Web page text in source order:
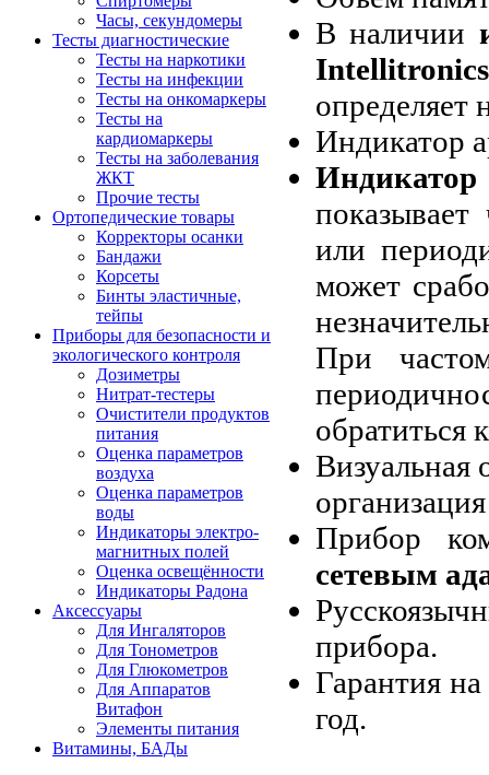
Часы, секундомеры
Тесты диагностические
Тесты на наркотики
Тесты на инфекции
Тесты на онкомаркеры
Тесты на
кардиомаркеры
Тесты на заболевания
ЖКТ
Прочие тесты
Ортопедические товары
Корректоры осанки
Бандажи
Корсеты
Бинты эластичные,
тейпы
Приборы для безопасности и
экологического контроля
Дозиметры
Нитрат-тестеры
Очистители продуктов
питания
Оценка параметров
воздуха
Оценка параметров
воды
Индикаторы электро-
магнитных полей
Оценка освещённости
Индикаторы Радона
Аксессуары
Для Ингаляторов
Для Тонометров
Для Глюкометров
Для Аппаратов
Витафон
Элементы питания
Витамины, БАДы
В наличии
Intellitronics
определяет
Индикатор
или
может
При
обратиться
Визуальная
Прибор
сетевым
прибора.
Гарантия
год.